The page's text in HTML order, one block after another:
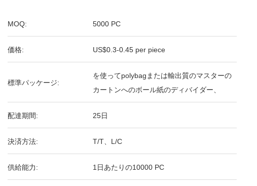
MOQ: 5000 PC
価格: US$0.3-0.45 per piece
標準パッケージ:
を使ってpolybagまたは輸出質のマスターの
カートンへのボール紙のディバイダー、
配達期間: 25日
決済方法: T/T、L/C
供給能力: 1日あたりの10000 PC